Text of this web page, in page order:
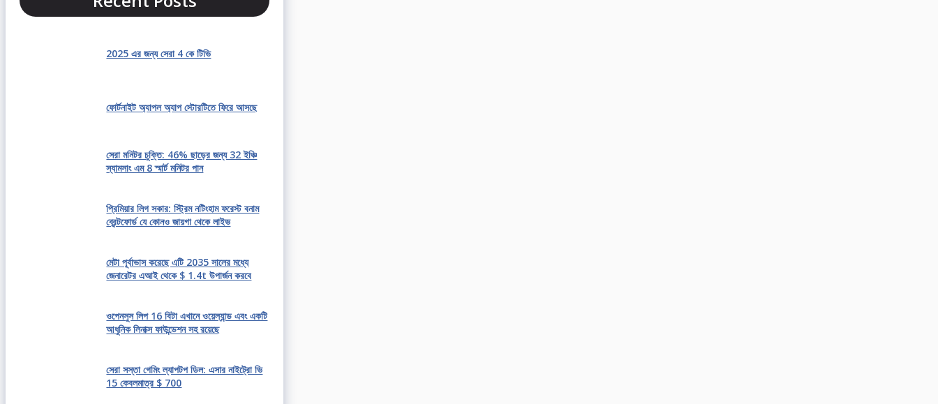
2025 এর জন্য সেরা 4 কে টিভি
ফোর্টনাইট অ্যাপল অ্যাপ স্টোরটিতে ফিরে আসছে
সেরা মনিটর চুক্তি: 46% ছাড়ের জন্য 32 ইঞ্চি
স্যামসাং এম 8 স্মার্ট মনিটর পান
প্রিমিয়ার লিগ সকার: স্ট্রিম নটিংহাম ফরেস্ট বনাম
ব্রেন্টফোর্ড যে কোনও জায়গা থেকে লাইভ
মেটা পূর্বাভাস করেছে এটি 2035 সালের মধ্যে
জেনারেটর এআই থেকে $ 1.4t উপার্জন করবে
ওপেনসুস লিপ 16 বিটা এখানে ওয়েল্যান্ড এবং একটি
আধুনিক লিনাক্স ফাউন্ডেশন সহ রয়েছে
সেরা সস্তা গেমিং ল্যাপটপ ডিল: এসার নাইট্রো ভি
15 কেবলমাত্র $ 700